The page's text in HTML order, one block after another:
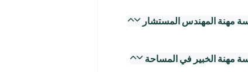
مهنة المهندس المستشار
مهنة الخبير في المساحة